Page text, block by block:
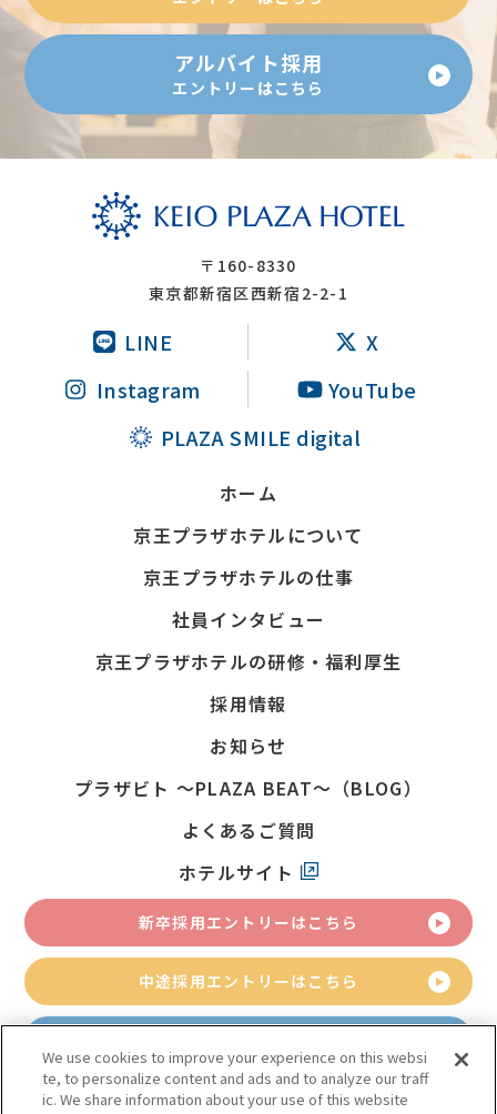
アルバイト採用
エントリーはこちら
〒160-8330
東京都新宿区西新宿2-2-1
LINE
X
Instagram
YouTube
PLAZA SMILE digital
ホーム
京王プラザホテルについて
京王プラザホテルの仕事
社員インタビュー
京王プラザホテルの研修・福利厚生
採用情報
お知らせ
プラザビト ～PLAZA BEAT～（BLOG）
よくあるご質問
ホテルサイト
新卒採用エントリーはこちら
中途採用エントリーはこちら
We use cookies to improve your experience on this websi
te, to personalize content and ads and to analyze our traff
ic. We share information about your use of this website